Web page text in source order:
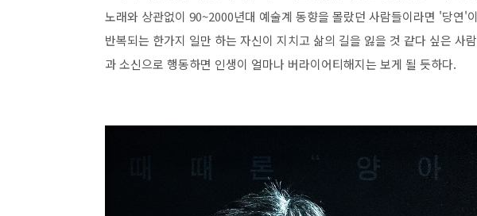
노래와 상관없이 90~2000년대 예술계 동향을 몰랐던 사람들이라면 '당연'
반복되는 한가지 일만 하는 자신이 지치고 삶의 길을 잃을 것 같다 싶은 사
과 소신으로 행동하면 인생이 얼마나 버라이어티해지는 보게 될 듯하다.